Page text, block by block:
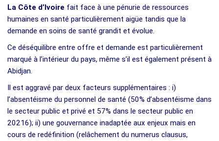
La Côte d’Ivoire fait face à une pénurie de ressources
humaines en santé particulièrement aigüe tandis que la
demande en soins de santé grandit et évolue.
Ce déséquilibre entre offre et demande est particulièrement
marqué à l’intérieur du pays, même s’il est également présent à
Abidjan.
Il est aggravé par deux facteurs supplémentaires : i)
l’absentéisme du personnel de santé (50% d’absentéisme dans
le secteur public et privé et 57% dans le secteur public en
20216); ii) une gouvernance inadaptée aux enjeux mais en
cours de redéfinition (relâchement du numerus clausus,